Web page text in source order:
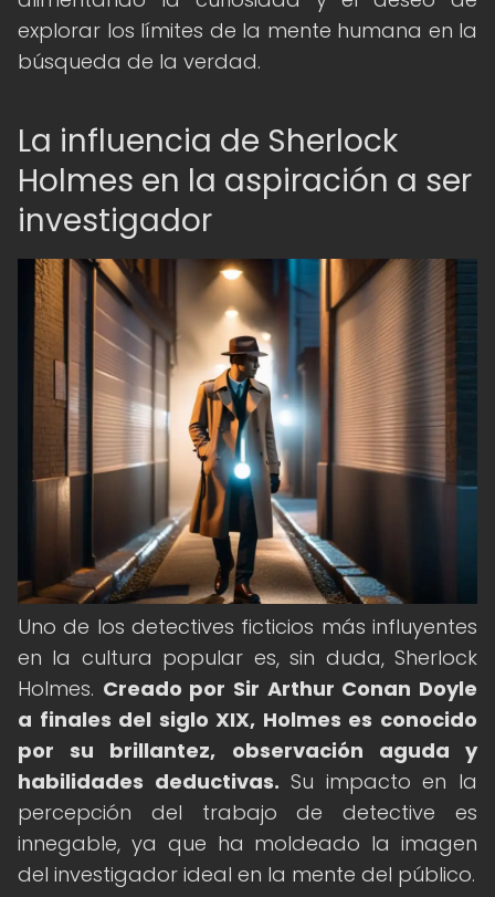
explorar los límites de la mente humana en la
búsqueda de la verdad.
La influencia de Sherlock
Holmes en la aspiración a ser
investigador
Uno de los detectives ficticios más influyentes
en la cultura popular es, sin duda, Sherlock
Holmes. Creado por Sir Arthur Conan Doyle
a finales del siglo XIX, Holmes es conocido
por su brillantez, observación aguda y
habilidades deductivas. Su impacto en la
percepción del trabajo de detective es
innegable, ya que ha moldeado la imagen
del investigador ideal en la mente del público.